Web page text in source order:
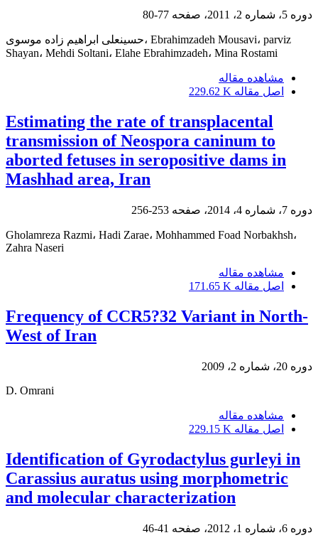
دوره 5، شماره 2، 2011، صفحه 77-80
حسینعلی ابراهیم زاده موسوی، Ebrahimzadeh Mousavi، parviz
Shayan، Mehdi Soltani، Elahe Ebrahimzadeh، Mina Rostami
مشاهده مقاله
اصل مقاله 229.62 K
Estimating the rate of transplacental
transmission of Neospora caninum to
aborted fetuses in seropositive dams in
Mashhad area, Iran
دوره 7، شماره 4، 2014، صفحه 253-256
Gholamreza Razmi، Hadi Zarae، Mohhammed Foad Norbakhsh،
Zahra Naseri
مشاهده مقاله
اصل مقاله 171.65 K
Frequency of CCR5?32 Variant in North-
West of Iran
دوره 20، شماره 2، 2009
D. Omrani
مشاهده مقاله
اصل مقاله 229.15 K
Identification of Gyrodactylus gurleyi in
Carassius auratus using morphometric
and molecular characterization
دوره 6، شماره 1، 2012، صفحه 41-46